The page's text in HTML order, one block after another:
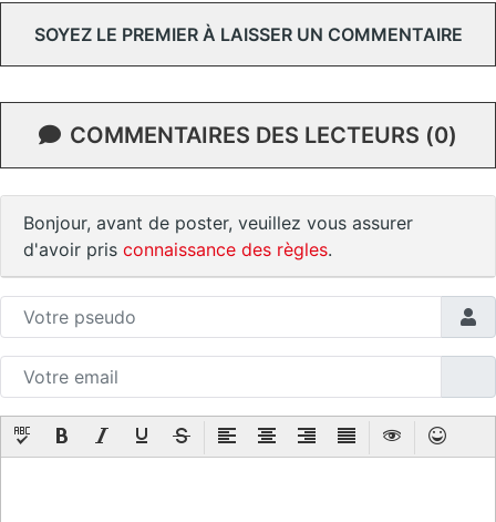
SOYEZ LE PREMIER À LAISSER UN COMMENTAIRE
COMMENTAIRES DES LECTEURS (0)
Bonjour, avant de poster, veuillez vous assurer
d'avoir pris connaissance des règles.